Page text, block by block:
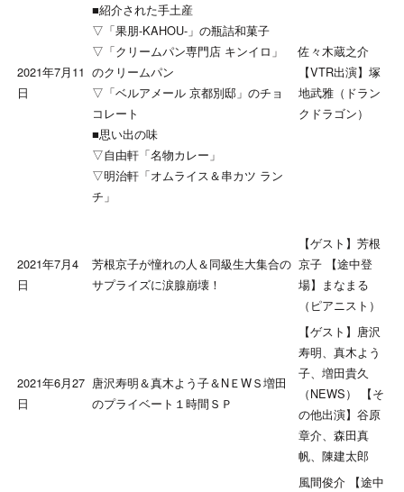
2021年7月11
日
■紹介された手土産
▽「果朋-KAHOU-」の瓶詰和菓子
▽「クリームパン専門店 キンイロ」
のクリームパン
▽「ベルアメール 京都別邸」のチョ
コレート
■思い出の味
▽自由軒「名物カレー」
▽明治軒「オムライス＆串カツ ラン
チ」
佐々木蔵之介
【VTR出演】塚
地武雅（ドラン
クドラゴン）
2021年7月4
日
芳根京子が憧れの人＆同級生大集合の
サプライズに涙腺崩壊！
【ゲスト】芳根
京子 【途中登
場】まなまる
（ピアニスト）
2021年6月27
日
唐沢寿明＆真木よう子＆NＥWＳ増田
のプライベート１時間ＳＰ
【ゲスト】唐沢
寿明、真木よう
子、増田貴久
（NEWS） 【そ
の他出演】谷原
章介、森田真
帆、陳建太郎
風間俊介 【途中